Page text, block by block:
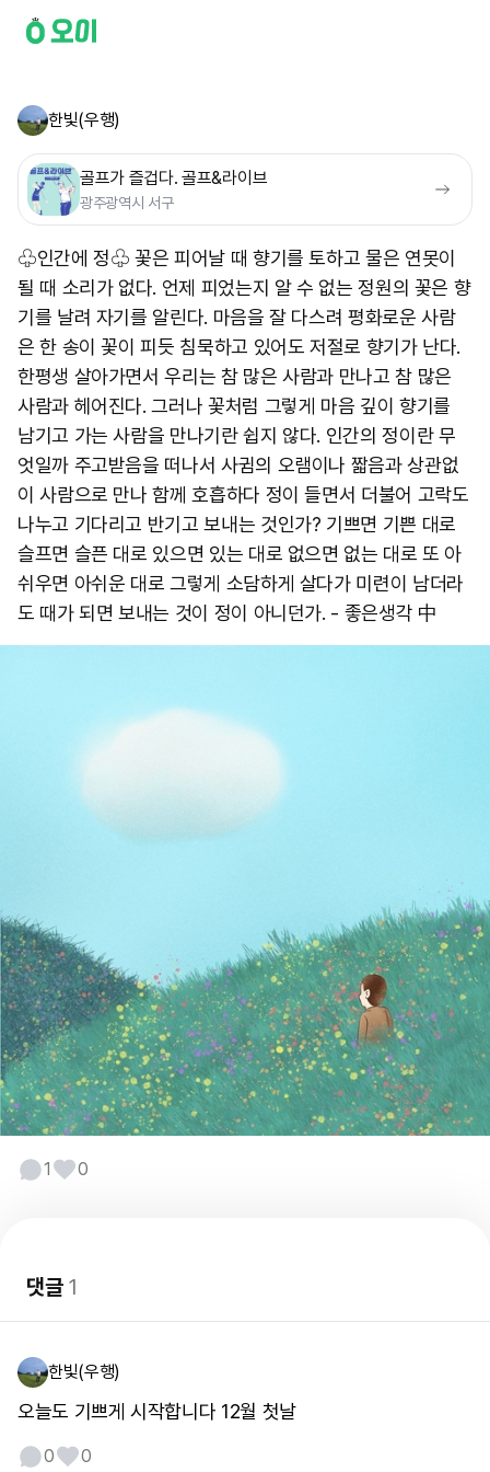
한빛(우행)
골프가 즐겁다. 골프&라이브
광주광역시 서구
♧인간에 정♧ 꽃은 피어날 때 향기를 토하고 물은 연못이
될 때 소리가 없다. 언제 피었는지 알 수 없는 정원의 꽃은 향
기를 날려 자기를 알린다. 마음을 잘 다스려 평화로운 사람
은 한 송이 꽃이 피듯 침묵하고 있어도 저절로 향기가 난다.
한평생 살아가면서 우리는 참 많은 사람과 만나고 참 많은
사람과 헤어진다. 그러나 꽃처럼 그렇게 마음 깊이 향기를
남기고 가는 사람을 만나기란 쉽지 않다. 인간의 정이란 무
엇일까 주고받음을 떠나서 사귐의 오램이나 짧음과 상관없
이 사람으로 만나 함께 호흡하다 정이 들면서 더불어 고락도
나누고 기다리고 반기고 보내는 것인가? 기쁘면 기쁜 대로
슬프면 슬픈 대로 있으면 있는 대로 없으면 없는 대로 또 아
쉬우면 아쉬운 대로 그렇게 소담하게 살다가 미련이 남더라
도 때가 되면 보내는 것이 정이 아니던가. - 좋은생각 中
1 0
댓글1
한빛(우행)
오늘도 기쁘게 시작합니다 12월 첫날
0 0